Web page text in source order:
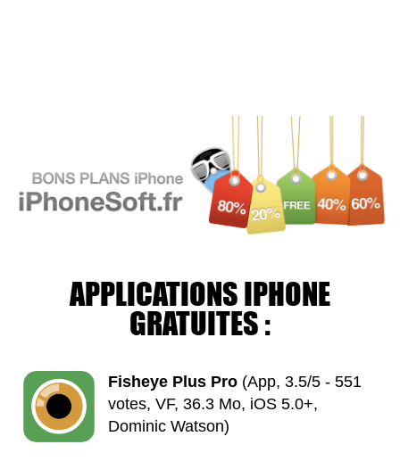
APPLICATIONS IPHONE
GRATUITES :
Fisheye Plus Pro (App, 3.5/5 - 551
votes, VF, 36.3 Mo, iOS 5.0+,
Dominic Watson)